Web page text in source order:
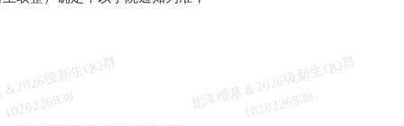
维
8 北
洋
维
基
＆
2
0
2
6
级
新
生
Q
Q
群
1
0
2
8
2
2
6
8
3
8